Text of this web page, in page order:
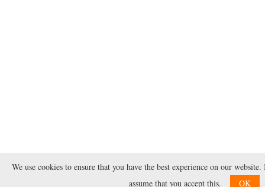
We use cookies to ensure that you have the best experience on our
assume that you accept this.
OK